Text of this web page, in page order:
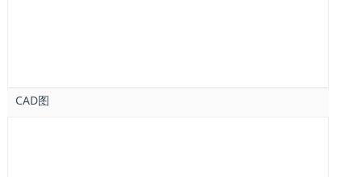
CAD图